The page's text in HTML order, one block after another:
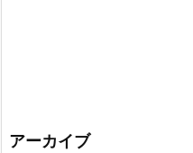
アーカイブ